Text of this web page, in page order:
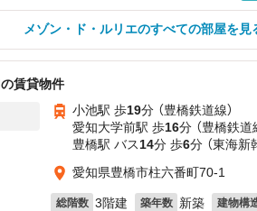
メゾン・ド・ルリエのすべての部屋を見
賃貸物件
小池駅 歩19分 （豊橋鉄道線）
愛知大学前駅 歩16分 （豊橋鉄道
豊橋駅 バス14分 歩6分 （東海新
愛知県豊橋市柱六番町70-1
総階数 3階建 築年数 新築 建物構